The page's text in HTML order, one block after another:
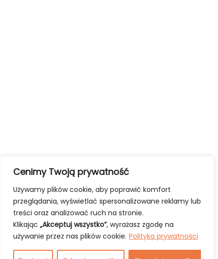
Cenimy Twoją prywatność
Używamy plików cookie, aby poprawić komfort
przeglądania, wyświetlać spersonalizowane reklamy lub
treści oraz analizować ruch na stronie.
Klikając „Akceptuj wszystko”, wyrażasz zgodę na
używanie przez nas plików cookie. Polityka prywatności